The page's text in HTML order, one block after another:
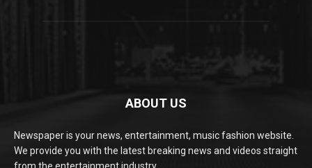
ABOUT US
Newspaper is your news, entertainment, music fashion website.
We provide you with the latest breaking news and videos straight